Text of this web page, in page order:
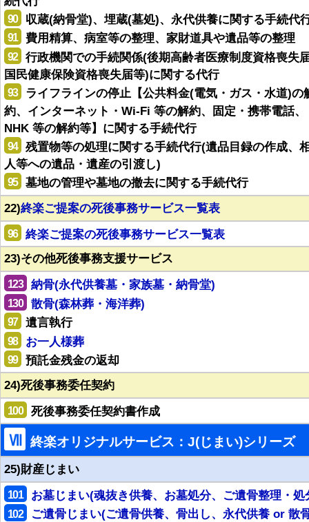
90 収蔵(納骨堂)、埋蔵(墓処)、永代供養に関する手続代
91 費用精算、病室等の整理、家財道具や遺品等の整理
92
行政機関での手続関係(後期高齢者医療制度資格喪失
国民健康保険資格喪失届等)に関する代行
93
ライフラインの停止【公共料金(電気・ガス・水道)の
約、インターネット・Wi-Fi 等の解約、固定・携帯電話、
NHK 等の解約等】に関する手続代行
94
残置物等の処理に関する手続代行(遺品目録の作成、
人等への遺品・遺産の引渡し)
95
墓地の管理や墓地の撤去に関する手続代行
22)終楽ご提案の死後事務サービス一覧表
96
終楽ご提案の死後事務サービス一覧表
23)その他死後事務支援サービス
123 納骨(永代供養墓・家族墓・納骨堂)
130 散骨(森林葬・海洋葬)
97 遺言執行
98 お一人様葬
99
預託金残金の返却
24)死後事務委任契約
100 死後事務委任契約書作成
Ⅶ 終楽オリジナルサービス：J(じまい)シリーズ
25)財産じまい
101 お墓じまい(魂抜き供養、お墓処分、ご遺骨整理・処
102 ご遺骨じまい(ご遺骨供養、骨出し、永代供養 or 散